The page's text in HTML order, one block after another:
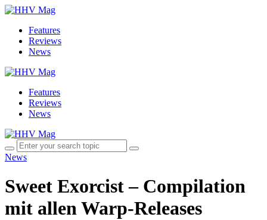
Features
Reviews
News
Features
Reviews
News
News
Sweet Exorcist – Compilation
mit allen Warp-Releases